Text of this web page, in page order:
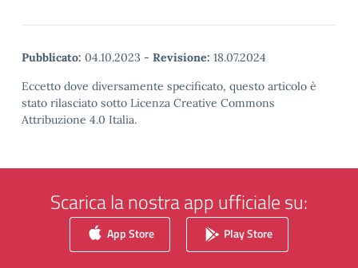
Pubblicato: 04.10.2023 - Revisione: 18.07.2024
Eccetto dove diversamente specificato, questo articolo è
stato rilasciato sotto Licenza Creative Commons
Attribuzione 4.0 Italia.
Scarica la nostra app ufficiale su:
App Store Play Store